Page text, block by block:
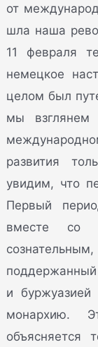
от
шла наша
11 февраля
немецкое
целом был
мы взглянем
развития
увидим, что
Первый
вместе со
и
монархию.
объясняется